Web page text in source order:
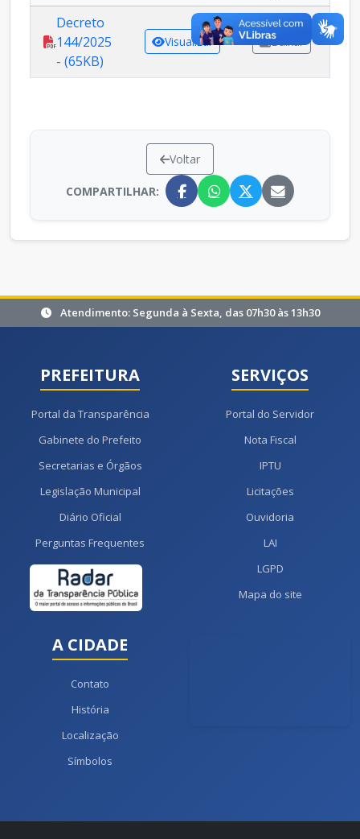
Decreto
144/2025
- (65KB)
Visualizar Baixar
Voltar
COMPARTILHAR:
Atendimento: Segunda à Sexta, das 07h30 às 13h30
PREFEITURA
Portal da Transparência
Gabinete do Prefeito
Secretarias e Órgãos
Legislação Municipal
Diário Oficial
Perguntas Frequentes
SERVIÇOS
Portal do Servidor
Nota Fiscal
IPTU
Licitações
Ouvidoria
LAI
LGPD
Mapa do site
A CIDADE
Contato
História
Localização
Símbolos